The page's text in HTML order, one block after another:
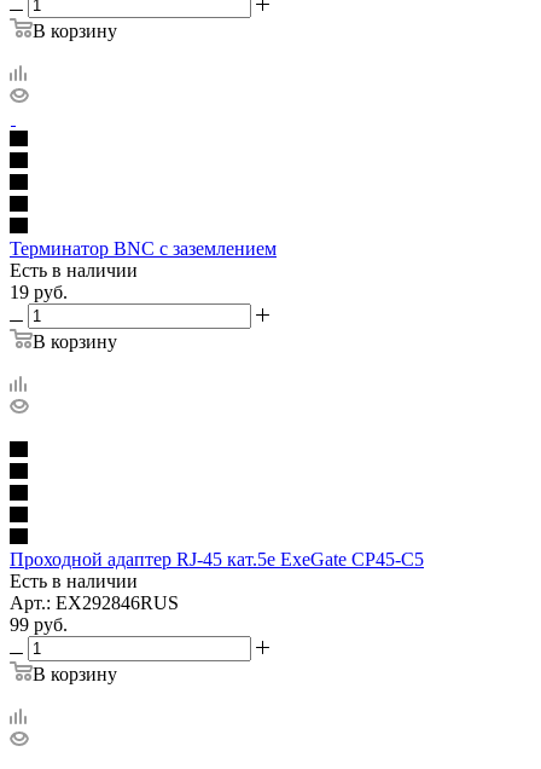
В корзину
Терминатор BNC с заземлением
Есть в наличии
19 руб.
В корзину
Проходной адаптер RJ-45 кат.5e ExeGate CP45-C5
Есть в наличии
Арт.: EX292846RUS
99 руб.
В корзину